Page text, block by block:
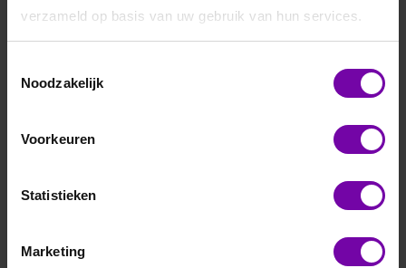
verzameld op basis van uw gebruik van hun services.
Noodzakelijk
Voorkeuren
Statistieken
Marketing
4.3877.07.000
-Windsnelheid
-Windrichting
-Ethernet / TCP/IP
-geanodiseerde behuizing